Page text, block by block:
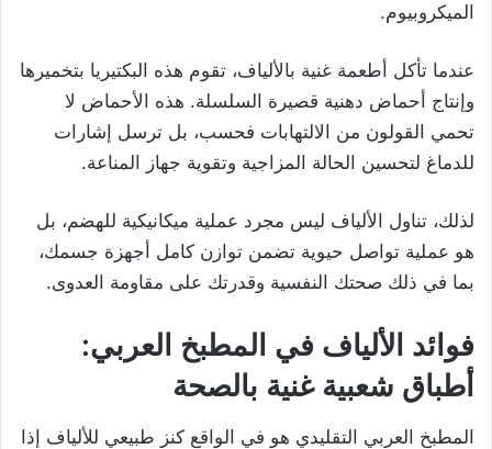
الميكروبيوم.
عندما تأكل أطعمة غنية بالألياف، تقوم هذه البكتيريا بتخميرها
وإنتاج أحماض دهنية قصيرة السلسلة. هذه الأحماض لا
تحمي القولون من الالتهابات فحسب، بل ترسل إشارات
للدماغ لتحسين الحالة المزاجية وتقوية جهاز المناعة.
لذلك، تناول الألياف ليس مجرد عملية ميكانيكية للهضم، بل
هو عملية تواصل حيوية تضمن توازن كامل أجهزة جسمك،
بما في ذلك صحتك النفسية وقدرتك على مقاومة العدوى.
فوائد الألياف في المطبخ العربي:
أطباق شعبية غنية بالصحة
المطبخ العربي التقليدي هو في الواقع كنز طبيعي للألياف إذا